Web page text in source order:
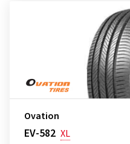
Ovation
EV-582 XL